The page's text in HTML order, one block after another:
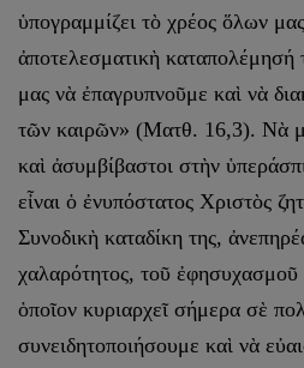
ὑπογραμμίζει τὸ χρέος ὅλων
ἀποτελεσματικὴ καταπολέμησή
μας νὰ ἐπαγρυπνοῦμε καὶ νὰ
τῶν καιρῶν» (Ματθ. 16,3). Νὰ
καὶ ἀσυμβίβαστοι στὴν
εἶναι ὁ ἐνυπόστατος Χριστὸς
Συνοδικὴ καταδίκη της,
χαλαρότητος, τοῦ ἐφησυχασμοῦ
ὁποῖον κυριαρχεῖ σήμερα σὲ
συνειδητοποιήσουμε καὶ νὰ